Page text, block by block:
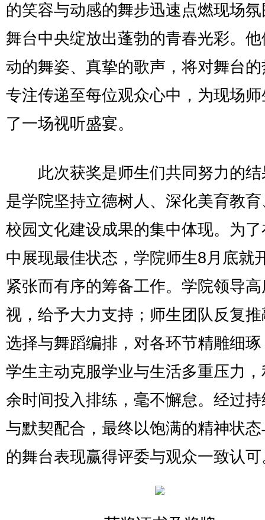
的笑容与动感的舞步迅速点燃现场
舞台中央绽放出蓬勃的青春光彩。
动的舞姿、真挚的歌声，将对舞台
专注传递至每位观众心中，为现场
了一场视听盛宴。
此次获奖是师生们共同努力的结
是学院坚持立德树人、深化美育教
校园文化建设成果的集中体现。为
中展现最佳状态，学院师生8月底就
紧张而有序的筹备工作。学院领导
视，给予大力支持；师生团队反复
选择与舞蹈编排，对各环节精雕细
学生主动克服学业与生活多重压力
余时间投入排练，毫不懈怠。经过
与默契配合，最终以饱满的精神状
的舞台表现赢得评委与观众一致认可